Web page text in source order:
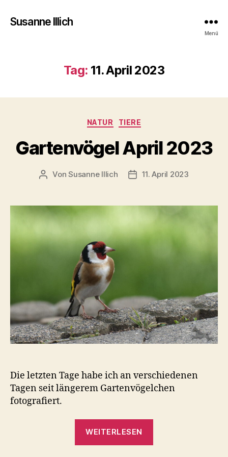
Susanne Illich
Menü
Tag: 11. April 2023
Kategorien
NATUR TIERE
Gartenvögel April 2023
Beitragsautor
VonSusanne Illich Veröffentlichungsdatum
11. April 2023
Die letzten Tage habe ich an verschiedenen
Tagen seit längerem Gartenvögelchen
fotografiert.
WEITERLESEN